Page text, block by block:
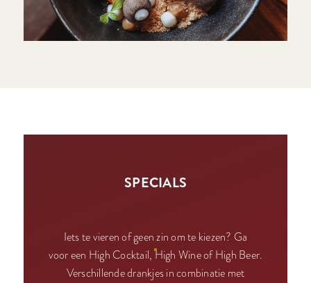
SPECIALS
Iets te vieren of geen zin om te kiezen? Ga
voor een High Cocktail, High Wine of High Beer.
Verschillende drankjes in combinatie met